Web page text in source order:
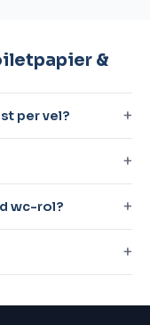
&
per vel?
wc-rol?